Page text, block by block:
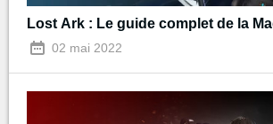
Lost Ark : Le guide complet de la
02 mai 2022